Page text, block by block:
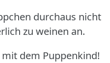
durchaus nicht
zu weinen an.
dem Puppenkind!